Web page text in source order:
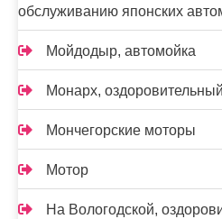
обслуживанию японских
Мойдодыр, автомойка
Монарх,
Мончегорские моторы
Мотор
На Вологодской,